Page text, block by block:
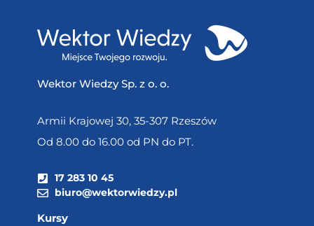
Wektor Wiedzy Sp. z o. o.
Armii Krajowej 30, 35-307 Rzeszów
Od 8.00 do 16.00 od PN do PT.
17 283 10 45
biuro@wektorwiedzy.pl
Kursy